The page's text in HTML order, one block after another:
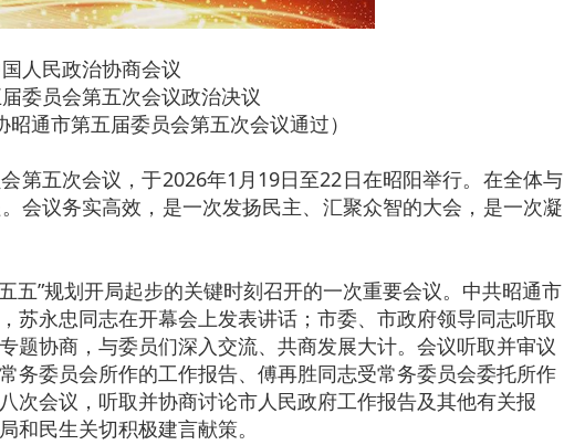
人民政治协商会议
委员会第五次会议政治决议
昭通市第五届委员会第五次会议通过）
五次会议，于2026年1月19日至22日在昭阳举行。在全体与
会议务实高效，是一次发扬民主、汇聚众智的大会，是一次凝
”规划开局起步的关键时刻召开的一次重要会议。中共昭通市
苏永忠同志在开幕会上发表讲话；市委、市政府领导同志听取
题协商，与委员们深入交流、共商发展大计。会议听取并审议
务委员会所作的工作报告、傅再胜同志受常务委员会委托所作
次会议，听取并协商讨论市人民政府工作报告及其他有关报
和民生关切积极建言献策。